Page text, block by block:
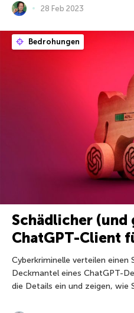
28 Feb 2023
Bedrohungen
Schädlicher (und
ChatGPT-Client
Cyberkriminelle verteilen
Deckmantel eines ChatGPT-
die Details ein und zeigen, wie